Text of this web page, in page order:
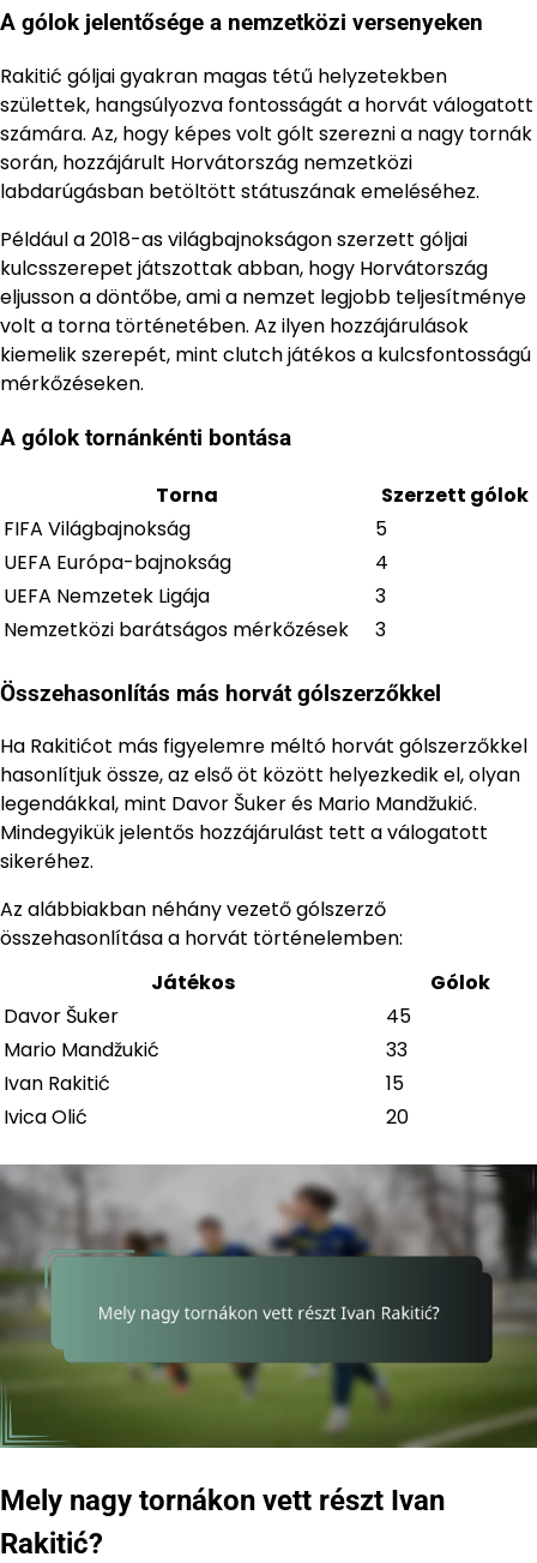
A gólok jelentősége a nemzetközi versenyeken
Rakitić góljai gyakran magas tétű helyzetekben
születtek, hangsúlyozva fontosságát a horvát válogatott
számára. Az, hogy képes volt gólt szerezni a nagy tornák
során, hozzájárult Horvátország nemzetközi
labdarúgásban betöltött státuszának emeléséhez.
Például a 2018-as világbajnokságon szerzett góljai
kulcsszerepet játszottak abban, hogy Horvátország
eljusson a döntőbe, ami a nemzet legjobb teljesítménye
volt a torna történetében. Az ilyen hozzájárulások
kiemelik szerepét, mint clutch játékos a kulcsfontosságú
mérkőzéseken.
A gólok tornánkénti bontása
Torna
Szerzett gólok
FIFA Világbajnokság
5
UEFA Európa-bajnokság
4
UEFA Nemzetek Ligája
3
Nemzetközi barátságos mérkőzések
3
Összehasonlítás más horvát gólszerzőkkel
Ha Rakitićot más figyelemre méltó horvát gólszerzőkkel
hasonlítjuk össze, az első öt között helyezkedik el, olyan
legendákkal, mint Davor Šuker és Mario Mandžukić.
Mindegyikük jelentős hozzájárulást tett a válogatott
sikeréhez.
Az alábbiakban néhány vezető gólszerző
összehasonlítása a horvát történelemben:
Játékos
Gólok
Davor Šuker
45
Mario Mandžukić
33
Ivan Rakitić
15
Ivica Olić
20
Mely nagy tornákon vett részt Ivan
Rakitić?